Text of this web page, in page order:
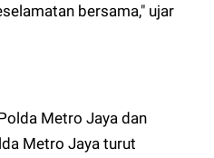
bersama," ujar
Metro Jaya dan
Metro Jaya turut